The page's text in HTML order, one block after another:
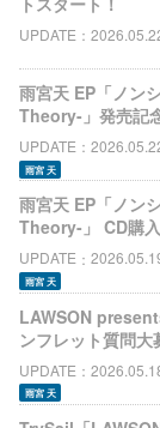
UPDATE
雨宮天 EP「ノン
Theory-」発売記
UPDATE
雨宮 天
雨宮天 EP「ノン
Theory-」 CD購
UPDATE
雨宮 天
LAWSON
ンフレット質問大
UPDATE
雨宮 天